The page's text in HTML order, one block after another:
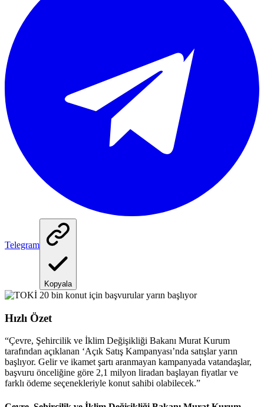
Telegram
Kopyala
Hızlı Özet
“Çevre, Şehircilik ve İklim Değişikliği Bakanı Murat Kurum
tarafından açıklanan ‘Açık Satış Kampanyası’nda satışlar yarın
başlıyor. Gelir ve ikamet şartı aranmayan kampanyada vatandaşlar,
başvuru önceliğine göre 2,1 milyon liradan başlayan fiyatlar ve
farklı ödeme seçenekleriyle konut sahibi olabilecek.”